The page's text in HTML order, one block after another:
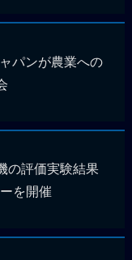
パンが農業への
の評価実験結果
を開催